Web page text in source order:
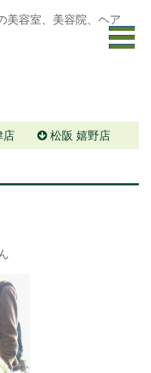
店 松阪 嬉野店